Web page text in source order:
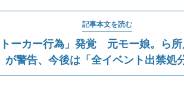
記事本文を読む
ーカー行為」発覚 元モー娘。ら
が警告、今後は「全イベント出禁処